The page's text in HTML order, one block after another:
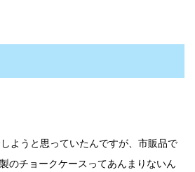
ようと思っていたんですが、市販品で
のチョークケースってあんまりないん